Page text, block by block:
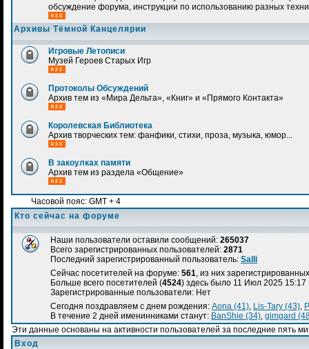
обсуждение форума, инструкции по использованию разных
Архивы Тёмной Канцелярии
Игровые Летописи
Музей Героев Старых Игр
Протоколы Обсуждений
Архив тем из «Мира Дельта», «Книг» и «Прямого Контакта»
Королевская Библиотека
Архив творческих тем: фанфики, стихи, проза, музыка, юмор...
В закоулках памяти
Архив тем из раздела «Общение»
Часовой пояс: GMT + 4
Кто сейчас на форуме
Наши пользователи оставили сообщений: 265037
Всего зарегистрированных пользователей: 2871
Последний зарегистрированный пользователь: Salli
Сейчас посетителей на форуме: 561 , из них
Больше всего посетителей (4524) здесь было 11 Июл 2025 15:17
Зарегистрированные пользователи: Нет
Сегодня поздравляем с днем рождения: Aona (41) Lis-Tary (43)
В течение 2 дней именинниками станут: BanShiе (34) gimgard
Эти данные основаны на активности пользователей за последние пять
Вход